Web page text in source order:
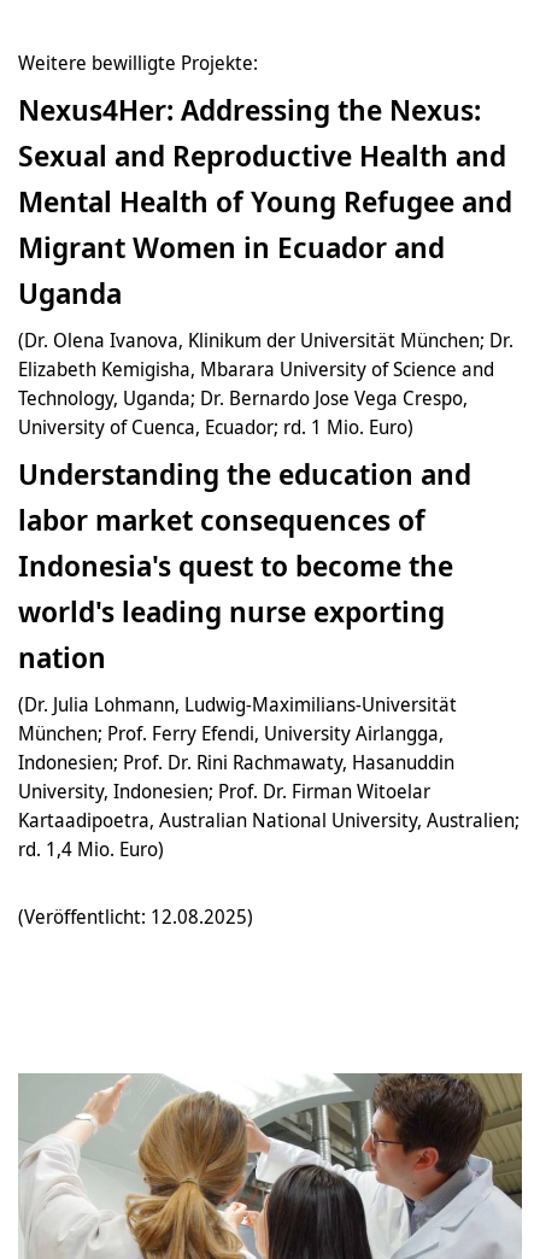
Weitere bewilligte Projekte:
Nexus4Her: Addressing the Nexus:
Sexual and Reproductive Health and
Mental Health of Young Refugee and
Migrant Women in Ecuador and
Uganda
(Dr. Olena Ivanova, Klinikum der Universität München; Dr.
Elizabeth Kemigisha, Mbarara University of Science and
Technology, Uganda; Dr. Bernardo Jose Vega Crespo,
University of Cuenca, Ecuador; rd. 1 Mio. Euro)
Understanding the education and
labor market consequences of
Indonesia's quest to become the
world's leading nurse exporting
nation
(Dr. Julia Lohmann, Ludwig-Maximilians-Universität
München; Prof. Ferry Efendi, University Airlangga,
Indonesien; Prof. Dr. Rini Rachmawaty, Hasanuddin
University, Indonesien; Prof. Dr. Firman Witoelar
Kartaadipoetra, Australian National University, Australien;
rd. 1,4 Mio. Euro)
(Veröffentlicht: 12.08.2025)